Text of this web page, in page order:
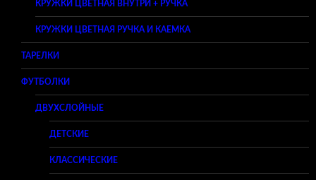
КРУЖКИ ЦВЕТНАЯ ВНУТРИ + РУЧКА
КРУЖКИ ЦВЕТНАЯ РУЧКА И КАЕМКА
ТАРЕЛКИ
ФУТБОЛКИ
ДВУХСЛОЙНЫЕ
ДЕТСКИЕ
КЛАССИЧЕСКИЕ